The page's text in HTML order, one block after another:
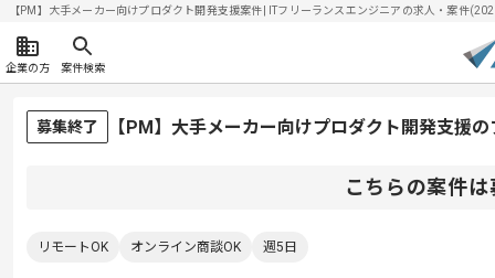
【PM】大手メーカー向けプロダクト開発支援案件| ITフリーランスエンジニアの求人・案件
企業の方 案件検索
募集終了 【PM】大手メーカー向けプロダクト開発支援
こちらの案件
リモートOK オンライン商談OK 週5日